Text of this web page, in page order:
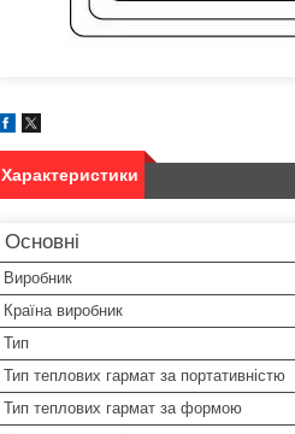
Характеристики
Основні
Виробник
Країна виробник
Тип
Тип теплових гармат за портативністю
Тип теплових гармат за формою